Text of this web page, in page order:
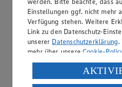
Einstellungen ggf. nicht mehr
Verfügung stehen. Weitere
Link zu den Datenschutz-
unserer Datenschutzerklärung.
mehr über unsereCookie-
Verarbeitung deiner
USA durch Facebook und